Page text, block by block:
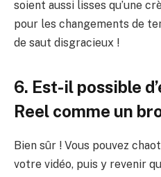
soient aussi lisses qu’une
pour les changements de
de saut disgracieux !
6. Est-il possible
Reel comme un
Bien sûr ! Vous pouvez
votre vidéo, puis y revenir